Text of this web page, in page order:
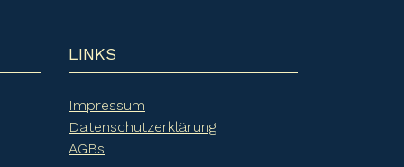
LINKS
Impressum
Datenschutzerklärung
AGBs